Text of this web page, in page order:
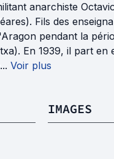
anarchiste
Fils des
pendant la
En 1939, il part
Voir plus
IMAGES